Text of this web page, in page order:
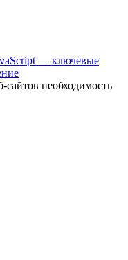
— ключевые
необходимость